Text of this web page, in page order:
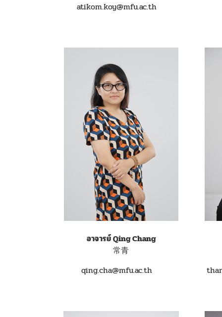
atikom.koy@mfu.ac.th
อาจารย์ Qing Chang
常青
qing.cha@mfu.ac.th